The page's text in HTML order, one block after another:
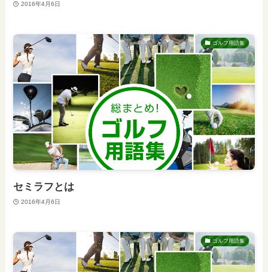
2016年4月6日
ゴルフ用語集
セミラフとは
2016年4月6日
ゴルフ用語集